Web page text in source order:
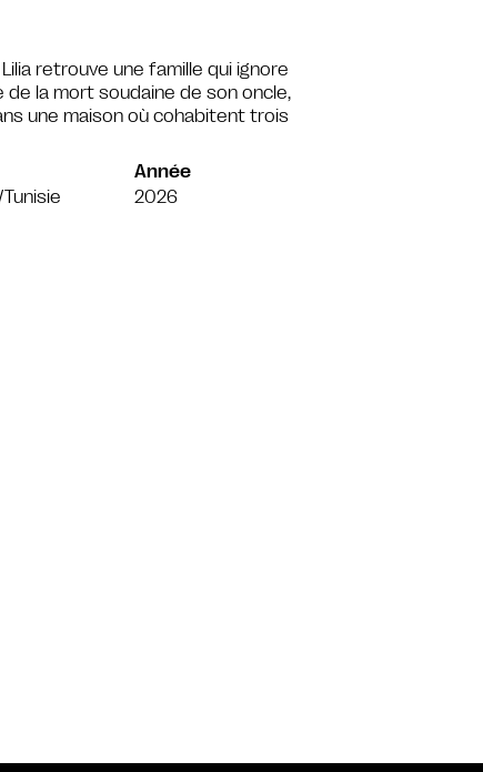
retrouve une famille qui ignore
la mort soudaine de son oncle,
une maison où cohabitent trois
Année
2026